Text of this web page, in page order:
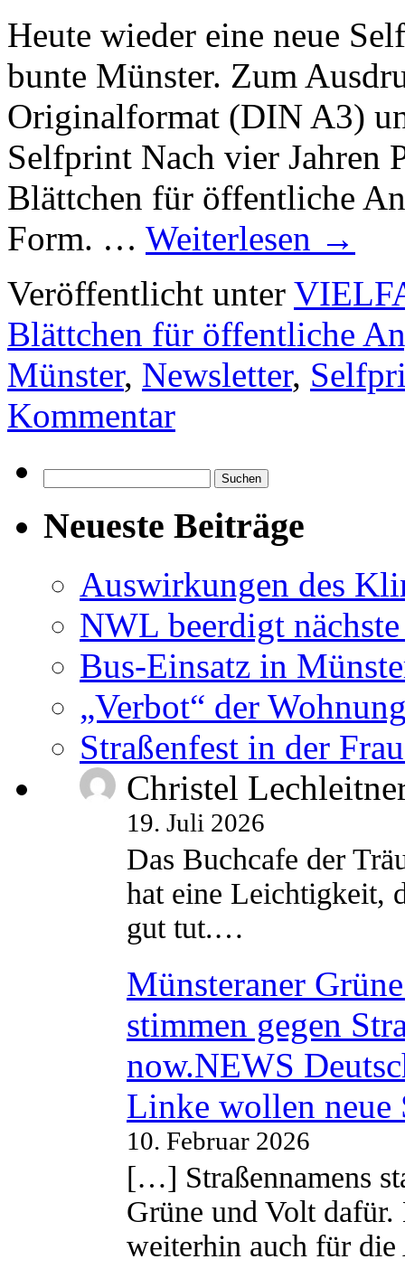
Heute wieder eine neue
bunte Münster. Zum
Originalformat (DIN A3)
Selfprint Nach vier Jahren
Blättchen für öffentliche
Form. … Weiterlesen →
Veröffentlicht unter
Blättchen für öffentliche
Münster, Newsletter,
Kommentar
nach:
Neueste Beiträge
Auswirkungen des
NWL beerdigt
Bus-Einsatz in
„Verbot“ der
Straßenfest in der
Christel
19. Juli 2026
Das Buchcafe der
hat eine Leichtigkeit,
gut tut.…
Münsteraner
stimmen gegen
now.NEWS
Linke wollen neue
10. Februar 2026
[…] Straßennamens
Grüne und Volt
weiterhin auch für